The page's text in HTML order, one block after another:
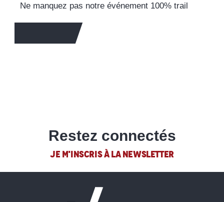
Ne manquez pas notre événement 100% trail
Restez connectés
JE M'INSCRIS À LA NEWSLETTER